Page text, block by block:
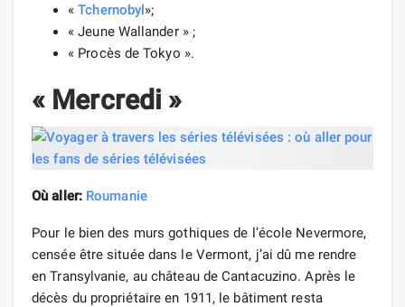
«Tchernobyl»;
« Jeune Wallander » ;
« Procès de Tokyo ».
« Mercredi »
Où aller: Roumanie
Pour le bien des murs gothiques de l’école Nevermore,
censée être située dans le Vermont, j’ai dû me rendre
en Transylvanie, au château de Cantacuzino. Après le
décès du propriétaire en 1911, le bâtiment resta